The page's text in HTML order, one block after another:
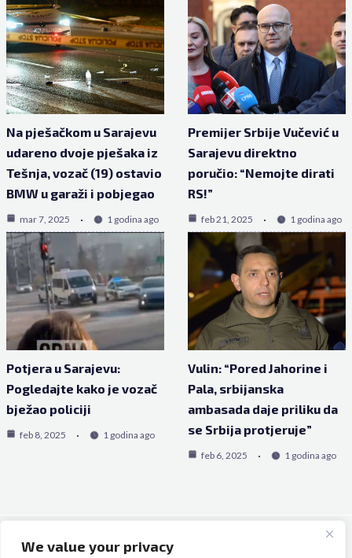
We value your privacy
Na pješačkom u Sarajevu
udareno dvoje pješaka iz
Tešnja, vozač (19) ostavio
BMW u garaži i pobjegao
mar 7, 2025 1 godina ago
Premijer Srbije Vučević u
Sarajevu direktno
poručio: “Nemojte dirati
RS!”
feb 21, 2025 1 godina ago
Potjera u Sarajevu:
Pogledajte kako je vozač
bježao policiji
feb 8, 2025 1 godina ago
Vulin: “Pored Jahorine i
Pala, srbijanska
ambasada daje priliku da
se Srbija protjeruje”
feb 6, 2025 1 godina ago
Copyright © 2026 Bh Dijaspora.